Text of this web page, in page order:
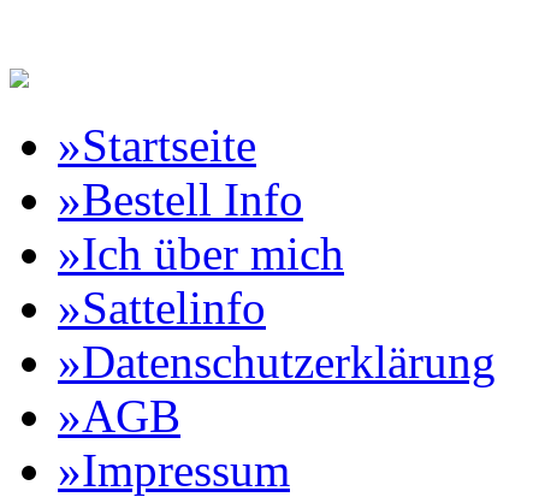
Reitartikelbörse Online
»Startseite
»Bestell Info
»Ich über mich
»Sattelinfo
»Datenschutzerklärung
»AGB
»Impressum